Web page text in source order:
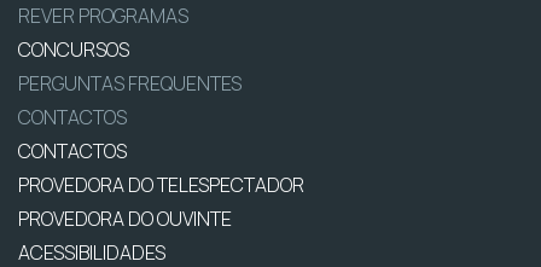
REVER PROGRAMAS
CONCURSOS
PERGUNTAS FREQUENTES
CONTACTOS
CONTACTOS
PROVEDORA DO TELESPECTADOR
PROVEDORA DO OUVINTE
ACESSIBILIDADES